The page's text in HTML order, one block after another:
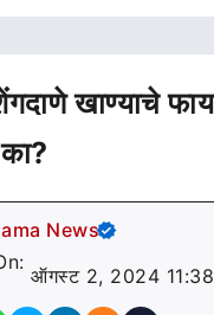
खाण्याचे
News
ऑगस्ट 2, 2024